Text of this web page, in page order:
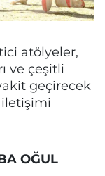
atölyeler,
ve çeşitli
geçirecek
iletişimi
OĞUL